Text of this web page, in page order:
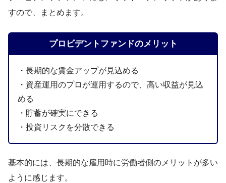
すので、まとめます。
プロビデントファンドのメリット
・長期的な賃金アップが見込める
・資産運用のプロが運用するので、高い収益が見込
める
・貯蓄が確実にできる
・投資リスクを分散できる
基本的には、長期的な雇用時に労働者側のメリットが多い
ように感じます。